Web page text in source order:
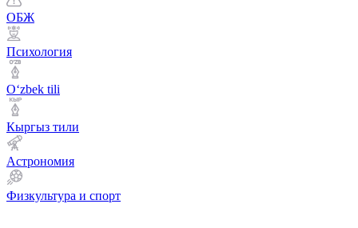
ОБЖ
Психология
Оʻzbek tili
Кыргыз тили
Астрономия
Физкультура и спорт